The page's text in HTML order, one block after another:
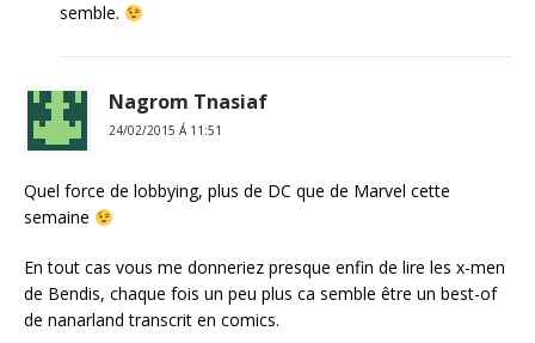
semble.
Nagrom Tnasiaf
24/02/2015 Á 11:51
Quel force de lobbying, plus de DC que de Marvel cette
semaine
En tout cas vous me donneriez presque enfin de lire les x-men
de Bendis, chaque fois un peu plus ca semble être un best-of
de nanarland transcrit en comics.